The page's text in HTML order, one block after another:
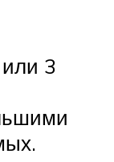
или 3